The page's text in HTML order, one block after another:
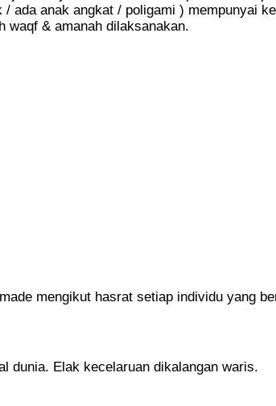
ada anak angkat / poligami ) mempunyai
waqf & amanah dilaksanakan.
mengikut hasrat setiap individu yang
dunia. Elak kecelaruan dikalangan waris.